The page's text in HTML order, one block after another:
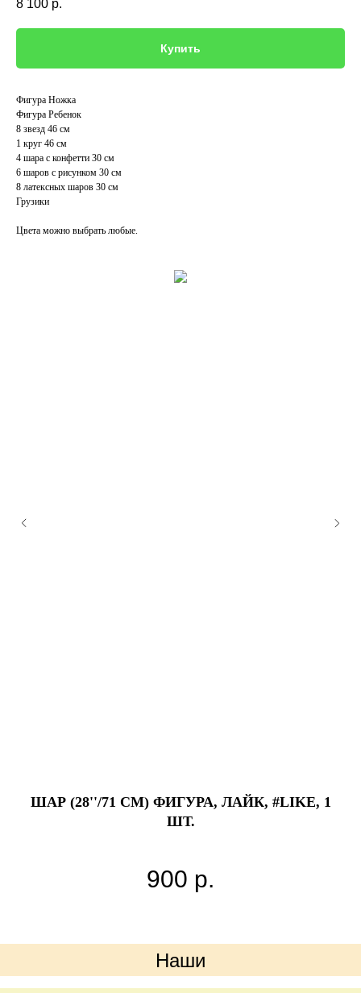
8 100 р.
Купить
Фигура Ножка
Фигура Ребенок
8 звезд 46 см
1 круг 46 см
4 шара с конфетти 30 см
6 шаров с рисунком 30 см
8 латексных шаров 30 см
Грузики
Цвета можно выбрать любые.
ШАР (28''/71 СМ) ФИГУРА, ЛАЙК, #LIKE, 1
ШТ.
900 р.
Наши